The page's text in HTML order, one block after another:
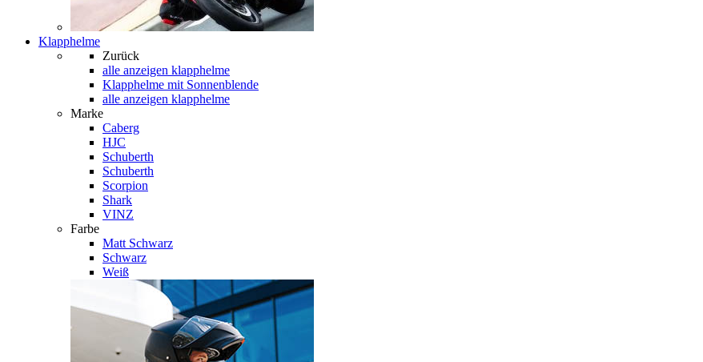
Klapphelme
Zurück
alle anzeigen klapphelme
Klapphelme mit Sonnenblende
alle anzeigen klapphelme
Marke
Caberg
HJC
Schuberth
Schuberth
Scorpion
Shark
VINZ
Farbe
Matt Schwarz
Schwarz
Weiß